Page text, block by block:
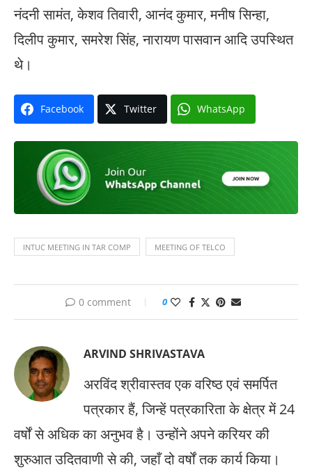
नंदनी सामंत, केशव तिवारी, आनंद कुमार, मनीष सिन्हा,
दिलीप कुमार, समरेश सिंह, नारायण पासवान आदि उपस्थित
थे।
Facebook Twitter WhatsApp
INTUC MEETING IN TAR COMP MEETING OF TELCO
0 comment 0
ARVIND SHRIVASTAVA
अरविंद श्रीवास्तव एक वरिष्ठ एवं समर्पित
पत्रकार हैं, जिन्हें पत्रकारिता के क्षेत्र में 24
वर्षों से अधिक का अनुभव है। उन्होंने अपने करियर की
शुरुआत उदितवाणी से की, जहाँ दो वर्षों तक कार्य किया।